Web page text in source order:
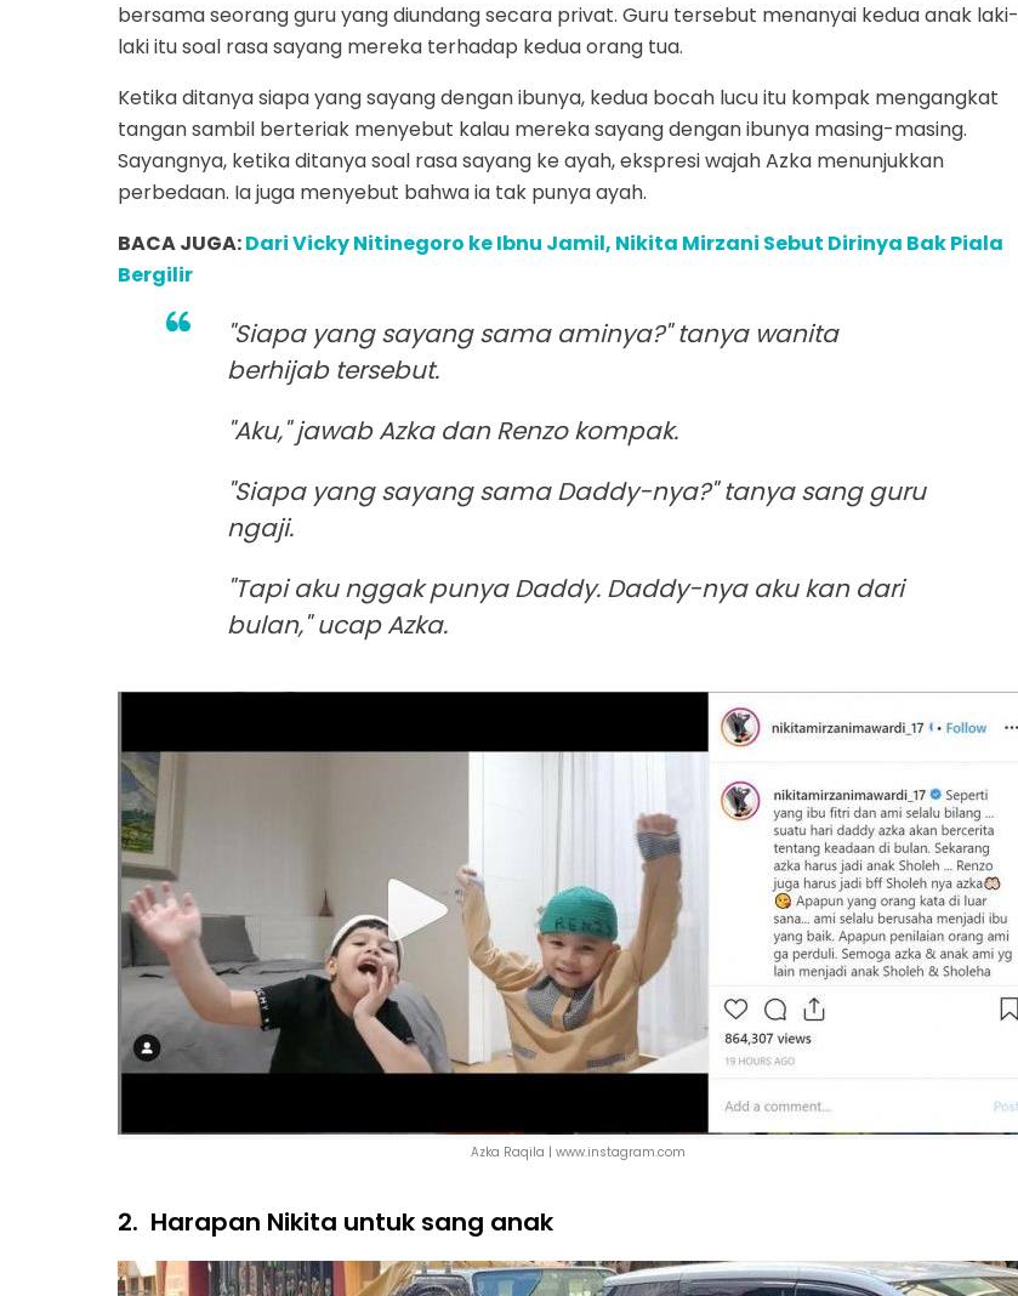
bersama seorang guru yang diundang secara privat. Guru tersebut menanyai kedua anak laki-
laki itu soal rasa sayang mereka terhadap kedua orang tua.
Ketika ditanya siapa yang sayang dengan ibunya, kedua bocah lucu itu kompak mengangkat
tangan sambil berteriak menyebut kalau mereka sayang dengan ibunya masing-masing.
Sayangnya, ketika ditanya soal rasa sayang ke ayah, ekspresi wajah Azka menunjukkan
perbedaan. Ia juga menyebut bahwa ia tak punya ayah.
BACA JUGA:Dari Vicky Nitinegoro ke Ibnu Jamil, Nikita Mirzani Sebut Dirinya Bak Piala
Bergilir
"Siapa yang sayang sama aminya?" tanya wanita
berhijab tersebut.
"Aku," jawab Azka dan Renzo kompak.
"Siapa yang sayang sama Daddy-nya?" tanya sang guru
ngaji.
"Tapi aku nggak punya Daddy. Daddy-nya aku kan dari
bulan," ucap Azka.
Azka Raqila | www.instagram.com
2. Harapan Nikita untuk sang anak